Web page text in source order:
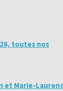
toutes nos
et Marie-